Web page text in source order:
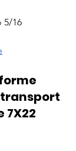
5/16
transport
7X22